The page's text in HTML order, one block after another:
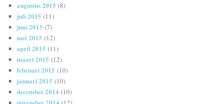
augustus 2015 (8)
juli 2015 (11)
juni 2015 (7)
mei 2015 (12)
april 2015 (11)
maart 2015 (12)
februari 2015 (10)
januari 2015 (10)
december 2014 (10)